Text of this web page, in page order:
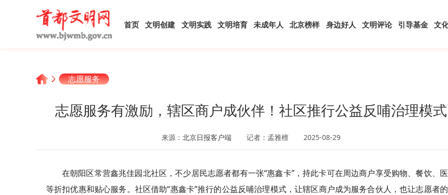
首页 文明创建 文明实践 文明培育 未成年人 北京榜样 身边好人 文明评论 引导基金 文
志愿服务
志愿服务有激励，辖区商户成伙伴！社区推行公益反哺治理模式
来源： 北京日报客户端 记者：孟雅檀 2025-08-29
在朝阳区常营鑫兆佳园北社区，不少居民志愿者都有一张“惠鑫卡”，持此卡可在周边商户享受购物、餐饮、
等折扣优惠和贴心服务。社区借助“惠鑫卡”推行的公益反哺治理模式，让辖区商户成为服务合伙人，也让志愿者